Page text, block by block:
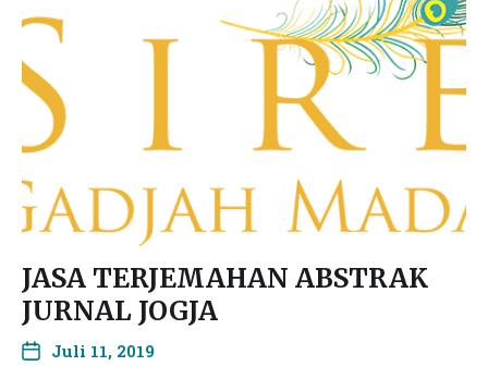
JASA TERJEMAHAN ABSTRAK
JURNAL JOGJA
Juli 11, 2019